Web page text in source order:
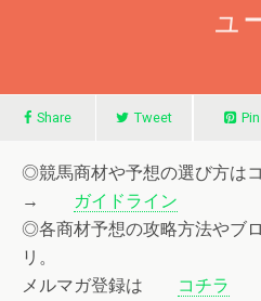
ュ
Share Tweet Pin
◎競馬商材や予想の選び方は
→
ガイドライン
◎各商材予想の攻略方法やブ
リ。
メルマガ登録は
コチラ